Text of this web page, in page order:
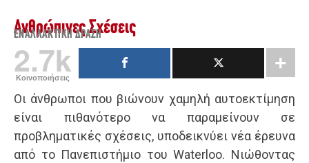
Ανθρώπινες Σχέσεις
ΕΝΑΛΛΑΚΤΙΚΉ ΔΡΆΣΗ
2.7k
Κοινοποιήσεις
Οι άνθρωποι που βιώνουν χαμηλή αυτοεκτίμηση
είναι πιθανότερο να παραμείνουν σε
προβληματικές σχέσεις, υποδεικνύει νέα έρευνα
από το Πανεπιστήμιο του Waterloo. Νιώθoντας